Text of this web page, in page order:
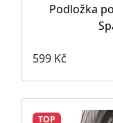
Podložka
599 Kč
TOP